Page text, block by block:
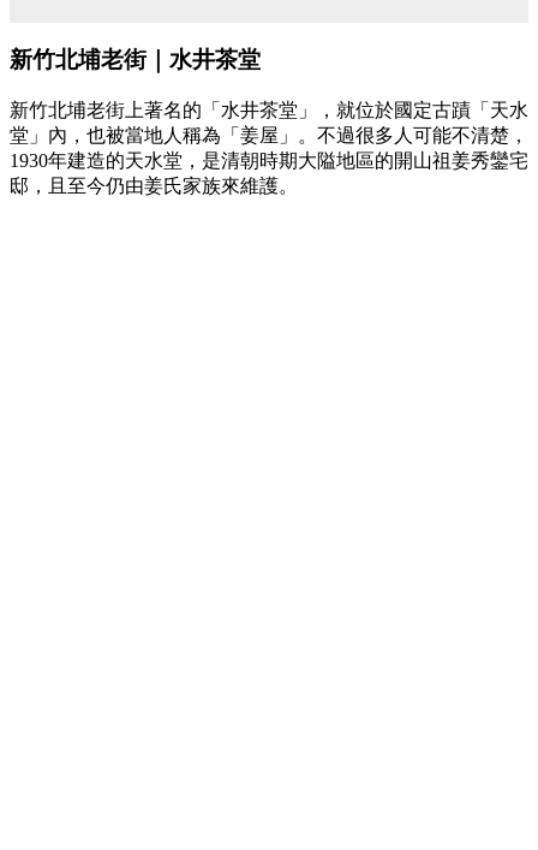
新竹北埔老街｜水井茶堂
新竹北埔老街上著名的「水井茶堂」，就位於國定古蹟「天水
堂」內，也被當地人稱為「姜屋」。不過很多人可能不清楚，
1930年建造的天水堂，是清朝時期大隘地區的開山祖姜秀鑾宅
邸，且至今仍由姜氏家族來維護。